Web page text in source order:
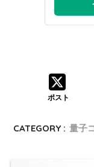
ポスト
CATEGORY : 量子